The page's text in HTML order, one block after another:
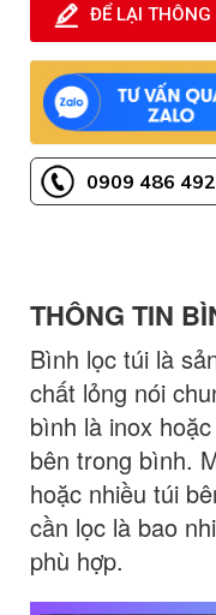
ĐỂ LẠI THÔNG
0909 486 492
THÔNG TIN
Bình lọc túi là
chất lỏng nói
bình là inox
bên trong bình.
hoặc nhiều túi
cần lọc là bao
phù hợp.